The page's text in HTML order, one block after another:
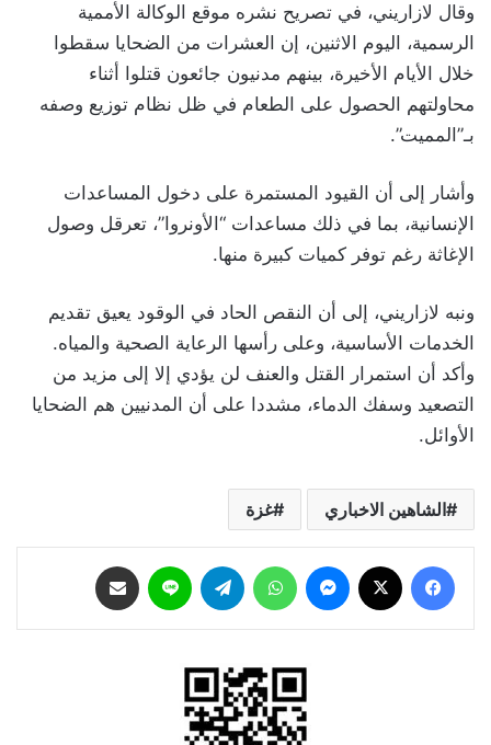
وقال لازاريني، في تصريح نشره موقع الوكالة الأممية
الرسمية، اليوم الاثنين، إن العشرات من الضحايا سقطوا
خلال الأيام الأخيرة، بينهم مدنيون جائعون قتلوا أثناء
محاولتهم الحصول على الطعام في ظل نظام توزيع وصفه
بـ”المميت”.
وأشار إلى أن القيود المستمرة على دخول المساعدات
الإنسانية، بما في ذلك مساعدات “الأونروا”، تعرقل وصول
الإغاثة رغم توفر كميات كبيرة منها.
ونبه لازاريني، إلى أن النقص الحاد في الوقود يعيق تقديم
الخدمات الأساسية، وعلى رأسها الرعاية الصحية والمياه.
وأكد أن استمرار القتل والعنف لن يؤدي إلا إلى مزيد من
التصعيد وسفك الدماء، مشددا على أن المدنيين هم الضحايا
الأوائل.
الشاهين الاخباري غزة
فيسبوك ماسنجر واتساب تيلقرام لاين